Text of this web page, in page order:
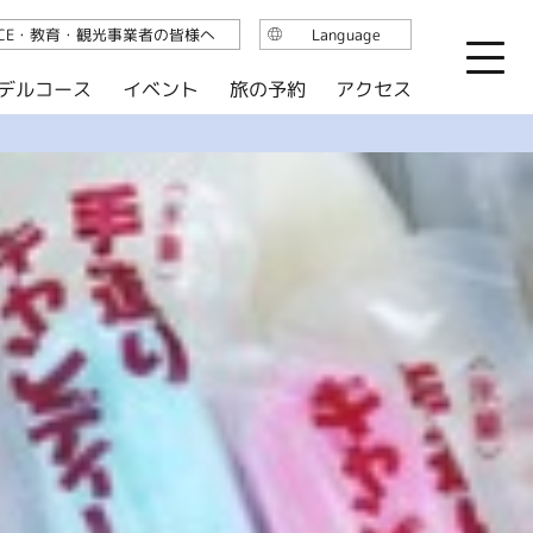
ルコース イベント 旅の予約 アクセス
・教育・観光事業者の皆様へ Language
English
简体中文